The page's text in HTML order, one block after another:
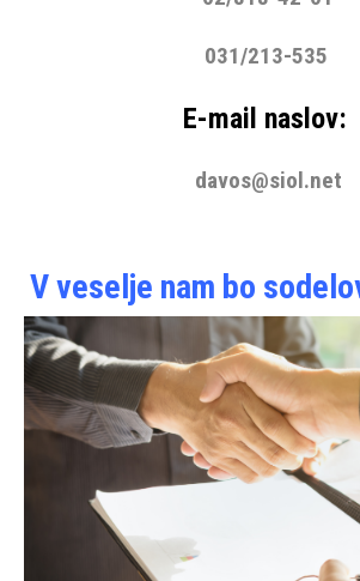
031/213-535
E-mail naslov:
davos@siol.net
V veselje nam bo